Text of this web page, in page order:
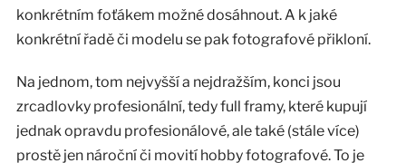
konkrétním foťákem možné dosáhnout. A k jaké
konkrétní řadě či modelu se pak fotografové přikloní.
Na jednom, tom nejvyšší a nejdražším, konci jsou
zrcadlovky profesionální, tedy full framy, které kupují
jednak opravdu profesionálové, ale také (stále více)
prostě jen nároční či movití hobby fotografové. To je